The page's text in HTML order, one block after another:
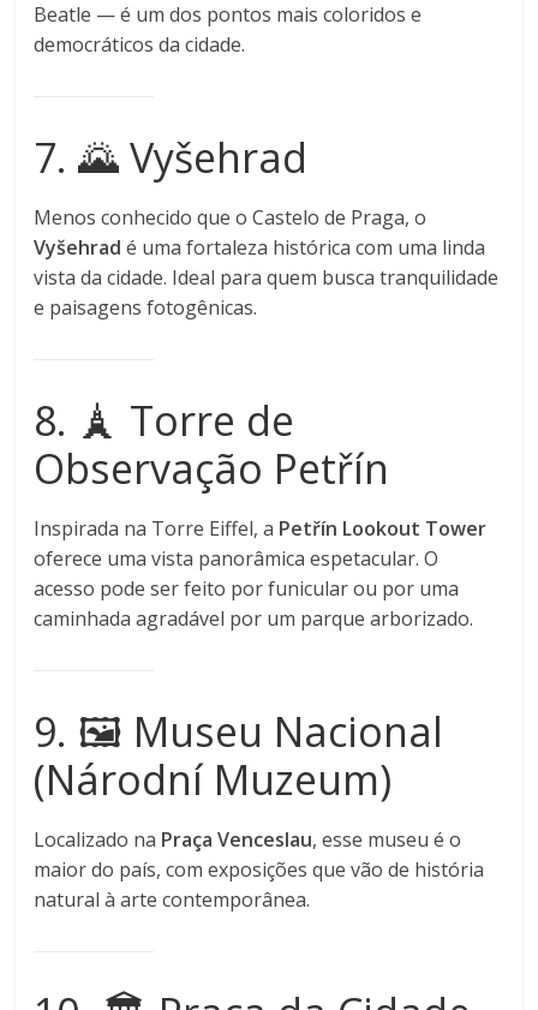
Beatle — é um dos pontos mais coloridos e
democráticos da cidade.
7. 🌄 Vyšehrad
Menos conhecido que o Castelo de Praga, o
Vyšehrad é uma fortaleza histórica com uma linda
vista da cidade. Ideal para quem busca tranquilidade
e paisagens fotogênicas.
8. 🗼 Torre de
Observação Petřín
Inspirada na Torre Eiffel, a Petřín Lookout Tower
oferece uma vista panorâmica espetacular. O
acesso pode ser feito por funicular ou por uma
caminhada agradável por um parque arborizado.
9. 🖼️ Museu Nacional
(Národní Muzeum)
Localizado na Praça Venceslau, esse museu é o
maior do país, com exposições que vão de história
natural à arte contemporânea.